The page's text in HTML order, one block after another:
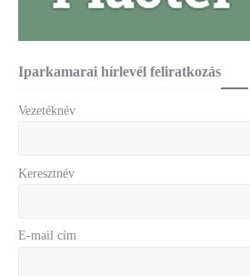
Iparkamarai hírlevél feliratkozás
Vezetéknév
Keresztnév
E-mail cím